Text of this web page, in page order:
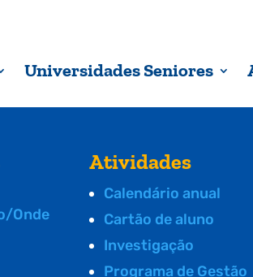
Universidades Seniores
Onde
Atividades
Calendário anual
Cartão de aluno
Investigação
Programa de Gestão